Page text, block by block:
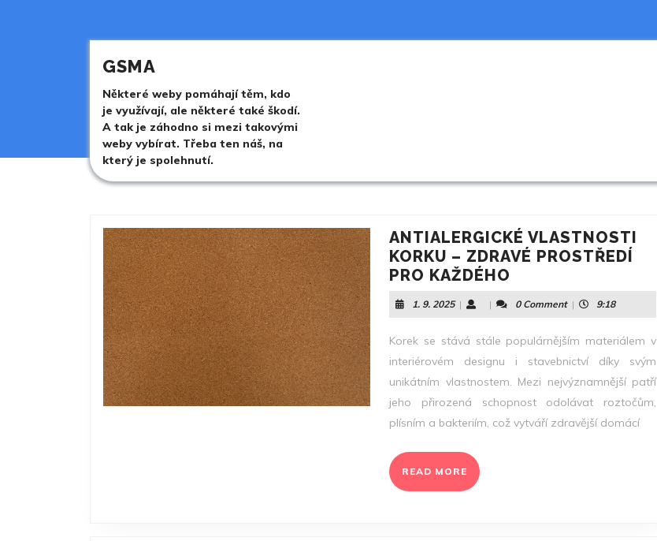
GSMA
Některé weby pomáhají těm, kdo
je využívají, ale některé také škodí.
A tak je záhodno si mezi takovými
weby vybírat. Třeba ten náš, na
který je spolehnutí.
ANTIALERGICKÉ VLASTNOSTI
KORKU – ZDRAVÉ PROSTŘEDÍ
PRO KAŽDÉHO
VLASTNOSTI
KORKU
ZDRAVÉ
PROSTŘEDÍ
PRO
KAŽDÉHO
1. 9. 20251.
9.
| | 0 Comment | 9:18
Korek se stává stále populárnějším materiálem v
interiérovém designu i stavebnictví díky svým
unikátním vlastnostem. Mezi nejvýznamnější patří
jeho přirozená schopnost odolávat roztočům,
plísním a bakteriím, což vytváří zdravější domácí
READ MORE READ
MORE